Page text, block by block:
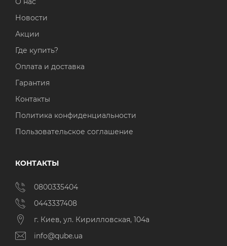
Новости
Акции
Где купить?
Оплата и доставка
Гарантия
Контакты
Политика конфиденциальности
Пользовательское соглашение
КОНТАКТЫ
0800335404
0443337408
г. Киев, ул. Кирилловская, 104а
info@qube.ua